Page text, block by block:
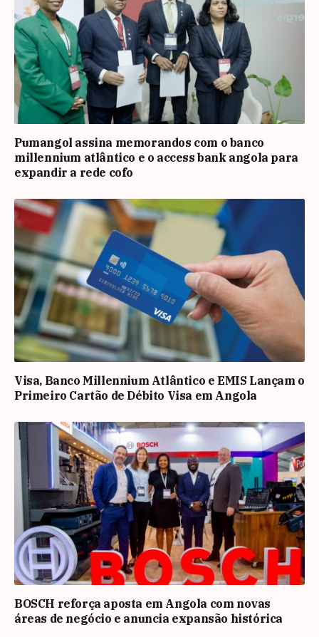
Pumangol assina memorandos com o banco
millennium atlântico e o access bank angola para
expandir a rede cofo
Visa, Banco Millennium Atlântico e EMIS Lançam o
Primeiro Cartão de Débito Visa em Angola
BOSCH reforça aposta em Angola com novas
áreas de negócio e anuncia expansão histórica